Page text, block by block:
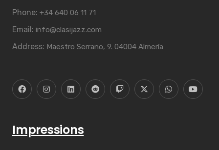
Phone: +34 640 06 11 71
Email: info@clasijazz.com
Address: Maestro Serrano, 9. 04004 Almería
Impressions